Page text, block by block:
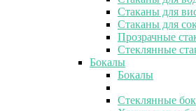
Стаканы для
Стаканы для
Прозрачные
Стеклянные
Бокалы
Бокалы
Стеклянные